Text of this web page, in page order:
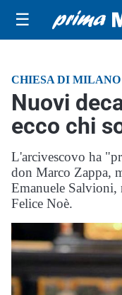
☰
CHIESA DI MILANO
Nuovi
ecco chi
L'arcivescovo ha
don Marco Zappa,
Emanuele Salvioni,
Felice Noè.